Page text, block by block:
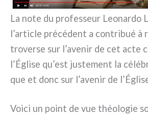
La note du pro­fes­seur Leonardo
l’article pré­cé­dent a con­tri­bué à
tro­ver­se sur l’avenir de cet acte
l’Église qu’est juste­ment la
que et donc sur l’avenir de
Voici un point de vue théo­lo­gie